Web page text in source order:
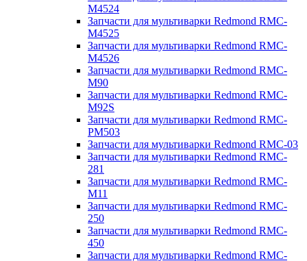
M4524
Запчасти для мультиварки Redmond RMC-
M4525
Запчасти для мультиварки Redmond RMC-
M4526
Запчасти для мультиварки Redmond RMC-
M90
Запчасти для мультиварки Redmond RMC-
M92S
Запчасти для мультиварки Redmond RMC-
PM503
Запчасти для мультиварки Redmond RMC-03
Запчасти для мультиварки Redmond RMC-
281
Запчасти для мультиварки Redmond RMC-
M11
Запчасти для мультиварки Redmond RMC-
250
Запчасти для мультиварки Redmond RMC-
450
Запчасти для мультиварки Redmond RMC-